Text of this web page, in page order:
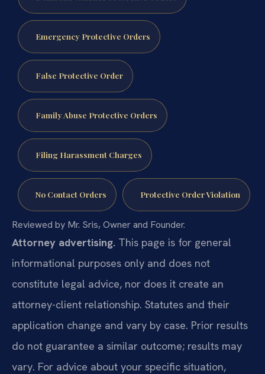
Emergency Protective Orders
False Protective Order
Family Abuse Protective Orders
Filing Harassment Charges
No Contact Orders Protective Order Violation
Reviewed by Mr. Sris, Owner and Founder.
Attorney advertising. This page is for general
informational purposes only and does not
constitute legal advice, nor does it create an
attorney-client relationship. Statutes and their
application change and vary by case. Prior results
do not guarantee a similar outcome; results may
vary. For advice about your specific situation,